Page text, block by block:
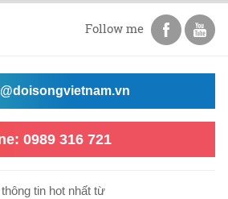
Follow me
0989 316 721
tin hot nhất từ